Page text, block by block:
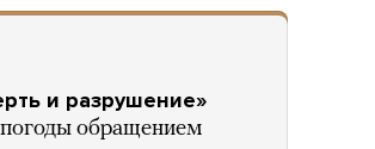
и разрушение»
обращением